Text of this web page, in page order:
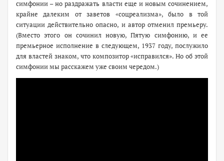
симфонии – но раздражать власти еще и новым сочинением,
крайне далеким от заветов «соцреализма», было в той
ситуации действительно опасно, и автор отменил премьеру.
(Вместо этого он сочинил новую, Пятую симфонию, и ее
премьерное исполнение в следующем, 1937 году, послужило
для властей знаком, что композитор «исправился». Но об этой
симфонии мы расскажем уже своим чередом.)